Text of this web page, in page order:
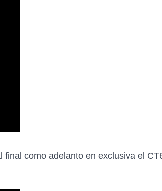
como adelanto en exclusiva el